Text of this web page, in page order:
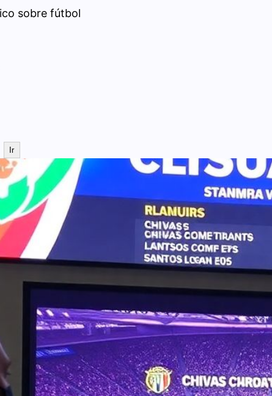
sobre fútbol
Ir